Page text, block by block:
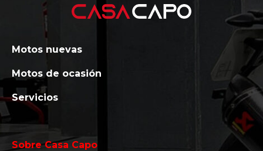
Motos nuevas
Motos de ocasión
Servicios
Sobre Casa Capo